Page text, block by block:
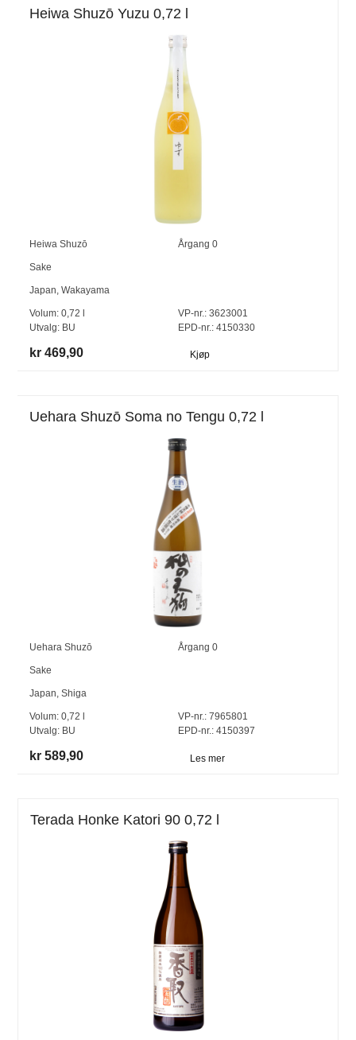
Heiwa Shuzō Yuzu 0,72 l
Heiwa Shuzō Årgang 0
Sake
Japan,Wakayama
Volum:0,72
Utvalg: BU
VP-nr.:3623001
EPD-nr.: 4150330
kr 469,90 Kjøp
Uehara Shuzō Soma no Tengu 0,72 l
Uehara Shuzō Årgang 0
Sake
Japan,Shiga
Volum:0,72
Utvalg: BU
VP-nr.:7965801
EPD-nr.: 4150397
kr 589,90 Les mer
Terada Honke Katori 90 0,72 l